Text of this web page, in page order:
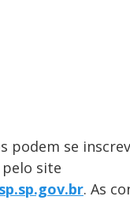
podem se
site
. As